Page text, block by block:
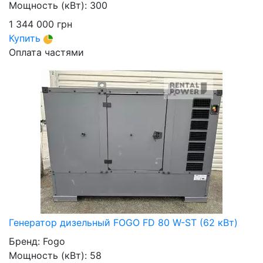
Мощность (кВт): 300
1 344 000 грн
Купить
Оплата частями
Генератор дизельный FOGO FD 80 W-ST (62 кВт)
Бренд: Fogo
Мощность (кВт): 58